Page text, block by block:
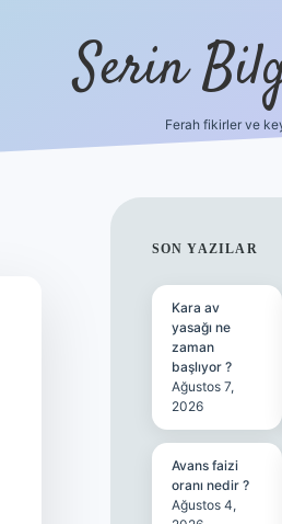
Serin
Ferah fikirler ve
SON YAZILAR
Kara av
yasağı ne
zaman
başlıyor ?
Ağustos 7,
2026
Avans faizi
oranı nedir ?
Ağustos 4,